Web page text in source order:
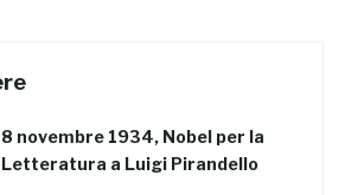
8 novembre 1934, Nobel per la
Letteratura a Luigi Pirandello